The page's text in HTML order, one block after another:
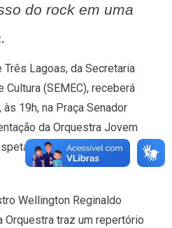
do rock em uma
Lagoas, da Secretaria
Cultura (SEMEC), receberá
19h, na Praça Senador
da Orquestra Jovem
“Clássicos do
Wellington Reginaldo
Orquestra traz um repertório